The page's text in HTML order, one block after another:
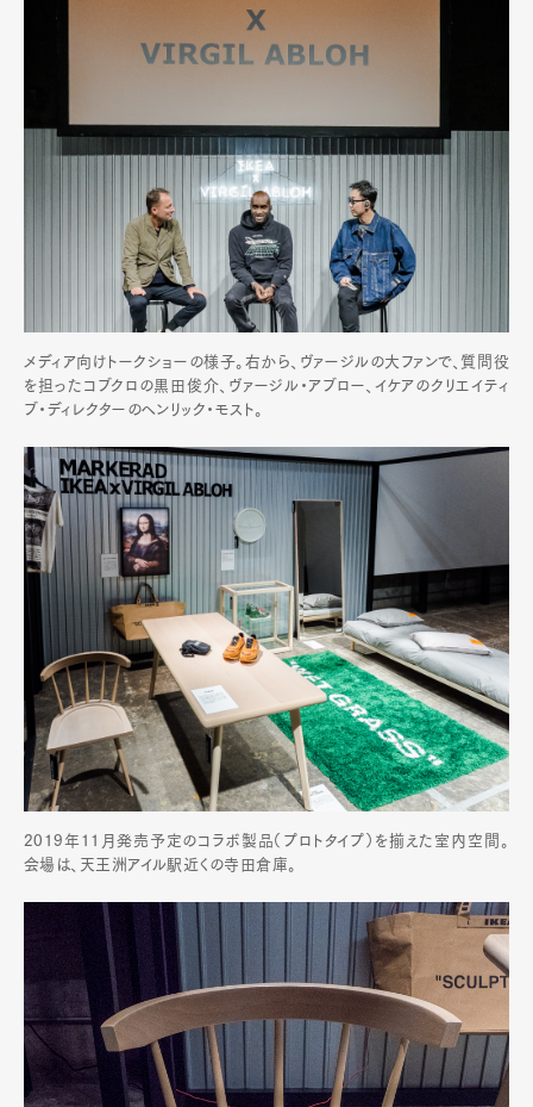
メディア向けトークショーの様子。右から、ヴァージルの大ファンで、質問役
を担ったコブクロの黒田俊介、ヴァージル・アブロー、イケアのクリエイティ
ブ・ディレクターのヘンリック・モスト。
2019年11月発売予定のコラボ製品（プロトタイプ）を揃えた室内空間。
会場は、天王洲アイル駅近くの寺田倉庫。